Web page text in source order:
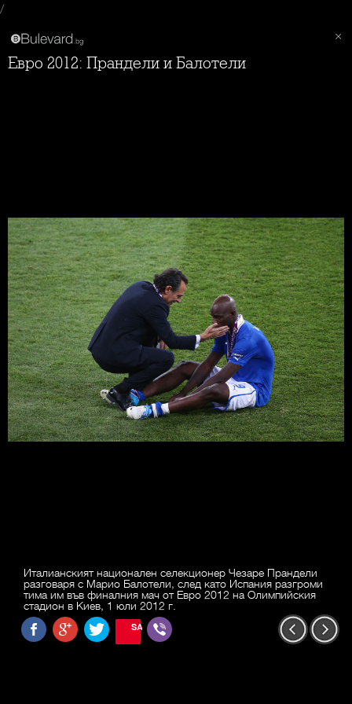
/
Евро 2012: Прандели и Балотели
Италианският национален селекционер Чезаре Прандели
разговаря с Марио Балотели, след като Испания разгроми
тима им във финалния мач от Евро 2012 на Олимпийския
стадион в Киев, 1 юли 2012 г.
SAVE